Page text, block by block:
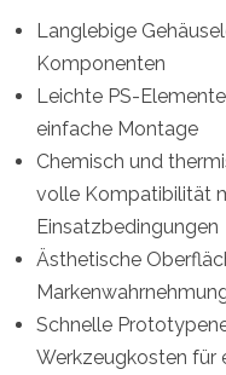
Langlebige
Komponenten
Leichte PS-
einfache Montage
Chemisch und
volle Kompatibilität
Einsatzbedingungen
Ästhetische
Schnelle
Werkzeugkosten für